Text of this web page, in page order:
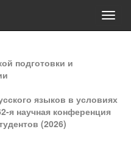
подготовки и
языков в условиях
я научная конференция
(2026)